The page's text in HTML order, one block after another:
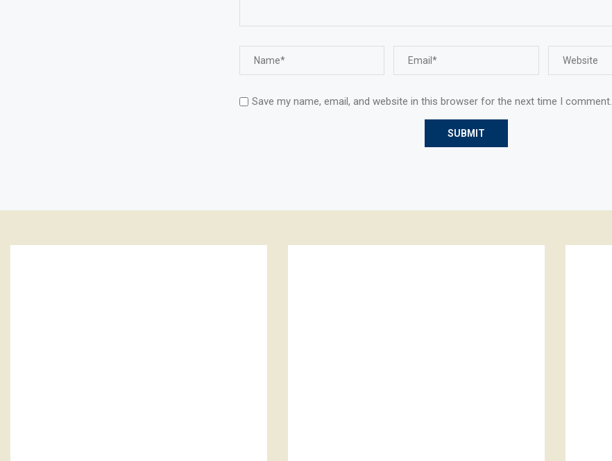
Save my name, email, and website in this browser for the next time I comment.